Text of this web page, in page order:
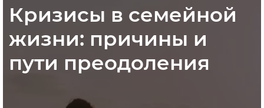
Кризисы в семейной
жизни: причины и
пути преодоления